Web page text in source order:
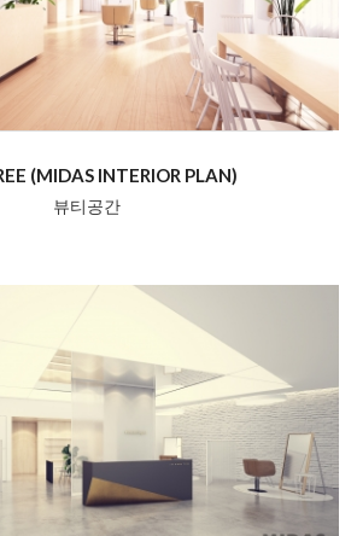
(MIDAS INTERIOR PLAN)
뷰티공간